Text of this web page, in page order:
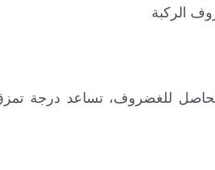
الركبة
للغضروف، تساعد درجة